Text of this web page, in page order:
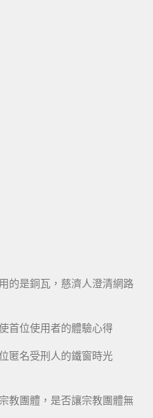
的是銅瓦，慈濟人澄清網路
首位使用者的體驗心得
匿名受刑人的鐵窗時光
教團體，是否讓宗教團體無